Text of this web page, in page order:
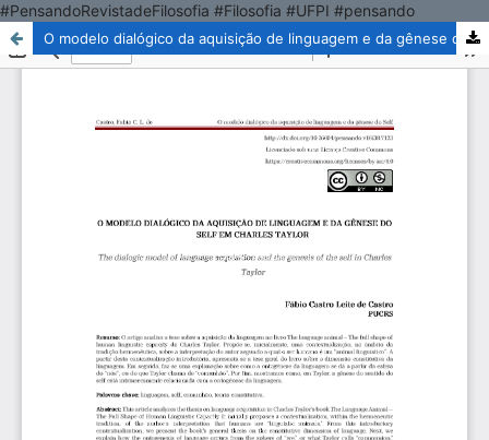
#PensandoRevistadeFilosofia #Filosofia #UFPI #pensando
O modelo dialógico da aquisição de linguagem e da gênese do self em Charles Taylor